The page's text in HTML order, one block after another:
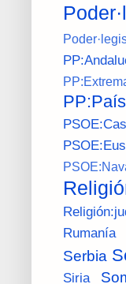
Rumanía
Serbia
Siria